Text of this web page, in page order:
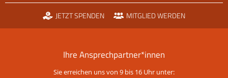
JETZT SPENDEN MITGLIED WERDEN
Ihre Ansprechpartner*innen
Sie erreichen uns von 9 bis 16 Uhr unter: